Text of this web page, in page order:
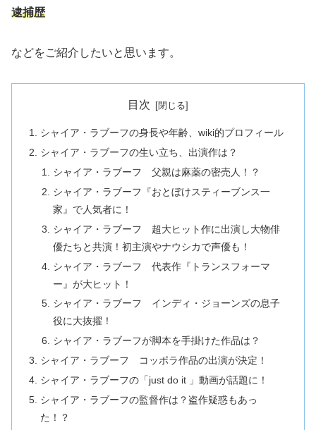
逮捕歴
などをご紹介したいと思います。
目次
シャイア・ラブーフの身長や年齢、wiki的プロフィール
シャイア・ラブーフの生い立ち、出演作は？
シャイア・ラブーフ 父親は麻薬の密売人！？
シャイア・ラブーフ『おとぼけスティーブンス一
家』で人気者に！
シャイア・ラブーフ 超大ヒット作に出演し大物俳
優たちと共演！初主演やナウシカで声優も！
シャイア・ラブーフ 代表作『トランスフォーマ
ー』が大ヒット！
シャイア・ラブーフ インディ・ジョーンズの息子
役に大抜擢！
シャイア・ラブーフが脚本を手掛けた作品は？
シャイア・ラブーフ コッポラ作品の出演が決定！
シャイア・ラブーフの「just do it 」動画が話題に！
シャイア・ラブーフの監督作は？盗作疑惑もあっ
た！？